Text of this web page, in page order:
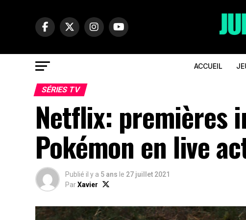
ACCUEIL
SÉRIES TV
Netflix: premières
Pokémon en live
Publié il y a 5 ans le 27 juillet 2021
ParXavier